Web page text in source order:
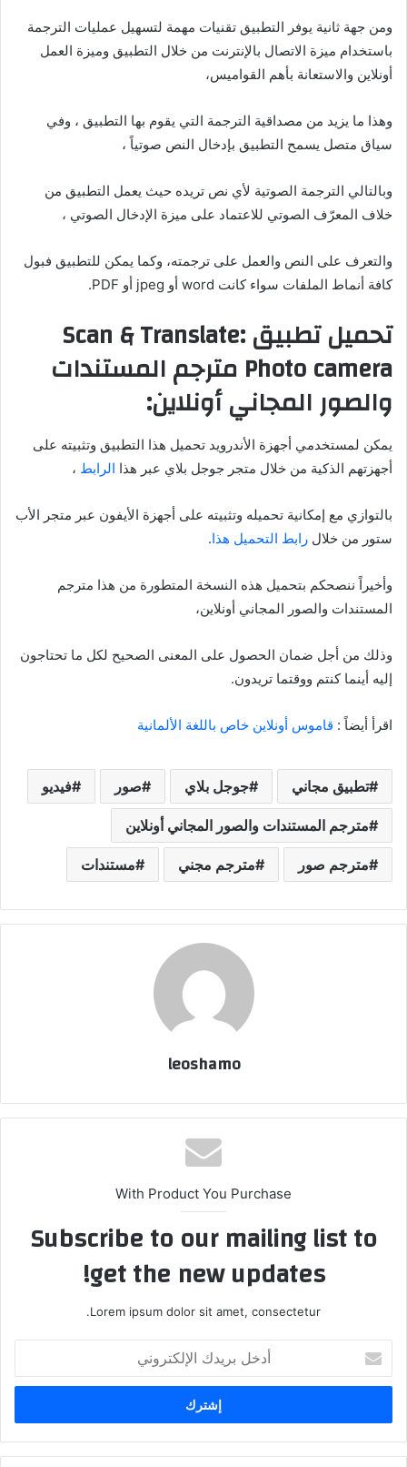
ومن جهة ثانية يوفر التطبيق تقنيات مهمة لتسهيل عمليات الترجمة
باستخدام ميزة الاتصال بالإنترنت من خلال التطبيق وميزة العمل
أونلاين والاستعانة بأهم القواميس،
وهذا ما يزيد من مصداقية الترجمة التي يقوم بها التطبيق ، وفي
سياق متصل يسمح التطبيق بإدخال النص صوتياً ،
وبالتالي الترجمة الصوتية لأي نص تريده حيث يعمل التطبيق من
خلاف المعرّف الصوتي للاعتماد على ميزة الإدخال الصوتي ،
والتعرف على النص والعمل على ترجمته، وكما يمكن للتطبيق فبول
كافة أنماط الملفات سواء كانت word أو jpeg أو PDF.
تحميل تطبيق Scan & Translate:
Photo camera مترجم المستندات
والصور المجاني أونلاين:
يمكن لمستخدمي أجهزة الأندرويد تحميل هذا التطبيق وتثبيته على
أجهزتهم الذكية من خلال متجر جوجل بلاي عبر هذا الرابط ،
بالتوازي مع إمكانية تحميله وتثبيته على أجهزة الأيفون عبر متجر الأب
ستور من خلال رابط التحميل هذا.
وأخيراً ننصحكم بتحميل هذه النسخة المتطورة من هذا مترجم
المستندات والصور المجاني أونلاين،
وذلك من أجل ضمان الحصول على المعنى الصحيح لكل ما تحتاجون
إليه أينما كنتم ووقتما تريدون.
اقرأ أيضاً : قاموس أونلاين خاص باللغة الألمانية
تطبيق مجاني جوجل بلاي صور فيديو
مترجم المستندات والصور المجاني أونلاين
مترجم صور مترجم مجني مستندات
leoshamo
With Product You Purchase
Subscribe to our mailing list to
get the new updates!
Lorem ipsum dolor sit amet, consectetur.
بريدك
الإلكتروني